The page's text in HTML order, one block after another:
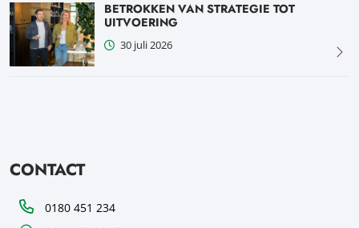
BETROKKEN VAN STRATEGIE TOT
UITVOERING
30 juli 2026
CONTACT
Telefoon0180 451 234